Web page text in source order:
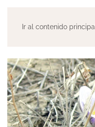
Ir al contenido principal